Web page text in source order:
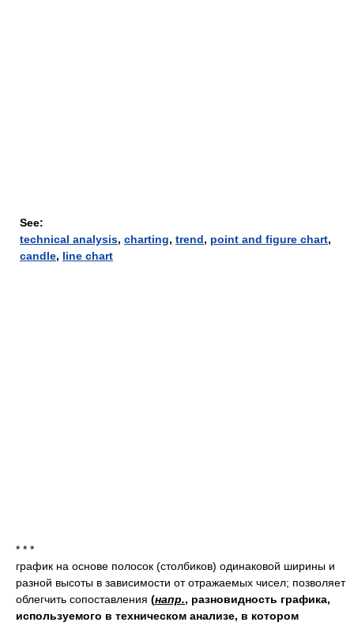
See:
technical analysis, charting, trend, point and figure chart,
candle, line chart
* * *
график на основе полосок (столбиков) одинаковой ширины и
разной высоты в зависимости от отражаемых чисел; позволяет
облегчить сопоставления (напр., разновидность графика,
используемого в техническом анализе, в котором